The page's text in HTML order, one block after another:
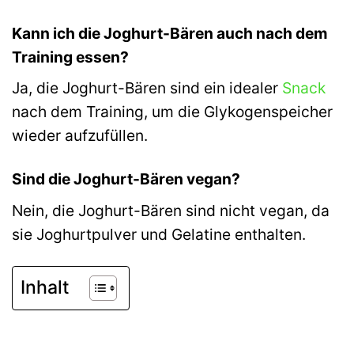
Kann ich die Joghurt-Bären auch nach dem
Training essen?
Ja, die Joghurt-Bären sind ein idealer Snack
nach dem Training, um die Glykogenspeicher
wieder aufzufüllen.
Sind die Joghurt-Bären vegan?
Nein, die Joghurt-Bären sind nicht vegan, da
sie Joghurtpulver und Gelatine enthalten.
Inhalt